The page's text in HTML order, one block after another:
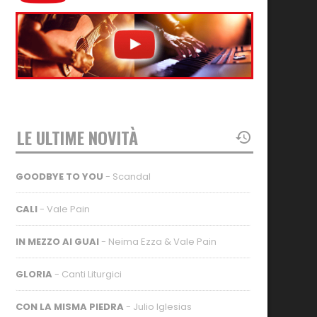
LE ULTIME NOVITÀ
GOODBYE TO YOU - Scandal
CALI - Vale Pain
IN MEZZO AI GUAI - Neima Ezza & Vale Pain
GLORIA - Canti Liturgici
CON LA MISMA PIEDRA - Julio Iglesias